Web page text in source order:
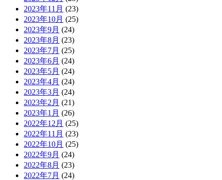
2023年11月 (23)
2023年10月 (25)
2023年9月 (24)
2023年8月 (23)
2023年7月 (25)
2023年6月 (24)
2023年5月 (24)
2023年4月 (24)
2023年3月 (24)
2023年2月 (21)
2023年1月 (26)
2022年12月 (25)
2022年11月 (23)
2022年10月 (25)
2022年9月 (24)
2022年8月 (23)
2022年7月 (24)